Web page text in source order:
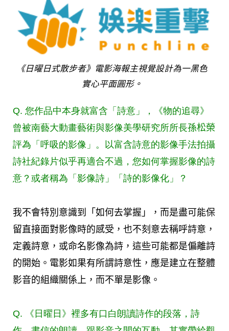
《日曜日式散步者》電影海報主視覺設計為一黑色
實心平面圓形。
Q. 您作品中本身就富含「詩意」，《物的追尋》
曾被南藝大動畫藝術與影像美學研究所所長孫松榮
評為「呼吸的影像」。以富含詩意的影像手法拍攝
詩社紀錄片似乎再適合不過，您如何掌握影像的詩
意？或者稱為「影像詩」「詩的影像化」？
我不會特別意識到「如何去掌握」，而是盡可能保
留直接面對影像時的感受，也不刻意去稱呼詩意，
定義詩意，或命名影像為詩，這些可能都是偏離詩
的開始。電影如果有所謂詩意性，應是建立在整體
影音的組織關係上，而不單是影像。
Q. 《日曜日》裡多有口白朗讀詩作的段落，詩